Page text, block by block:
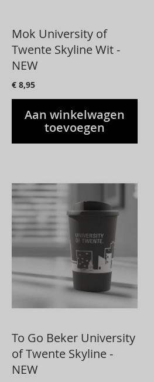
Mok University of
Twente Skyline Wit -
NEW
€ 8,95
Aan winkelwagen
toevoegen
To Go Beker University
of Twente Skyline -
NEW